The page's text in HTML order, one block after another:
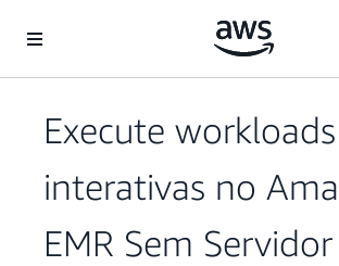
Pular para o conteúdo principal
Execute workloads
interativas no
EMR Sem